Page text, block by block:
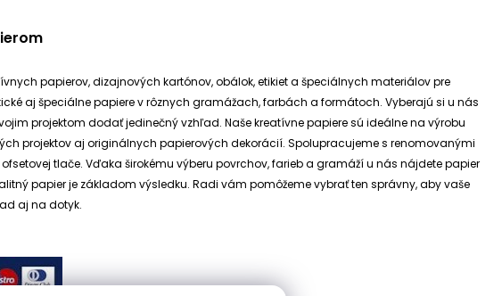
papierov, dizajnových kartónov, obálok, etikiet a špeciálnych materiálov pre
aj špeciálne papiere v rôznych gramážach, farbách a formátoch. Vyberajú si u nás
projektom dodať jedinečný vzhľad. Naše kreatívne papiere sú ideálne na výrobu
projektov aj originálnych papierových dekorácií. Spolupracujeme s renomovanými
tlače. Vďaka širokému výberu povrchov, farieb a gramáží u nás nájdete papier
papier je základom výsledku. Radi vám pomôžeme vybrať ten správny, aby vaše
aj na dotyk.